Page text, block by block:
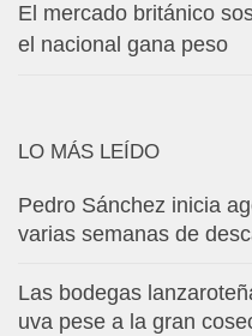
El mercado británico
el nacional gana peso
LO MÁS LEÍDO
Pedro Sánchez inicia
varias semanas de
Las bodegas
uva pese a la gran